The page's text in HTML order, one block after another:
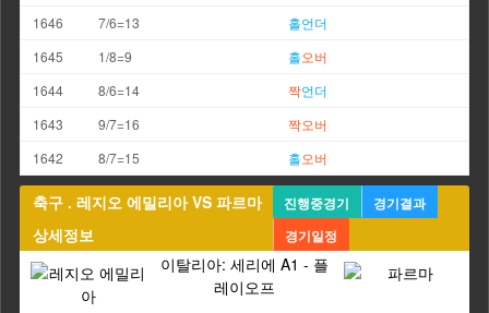
1646 7/6=13 홀언더
1645
1/8=9 홀오버
1644
8/6=14 짝언더
1643
9/7=16 짝오버
1642
8/7=15 홀오버
축구 . 레지오 에밀리아 VS 파르마
상세정보
진행중경기
경기결과
경기일정
이탈리아: 세리에 A1 - 플
레이오프